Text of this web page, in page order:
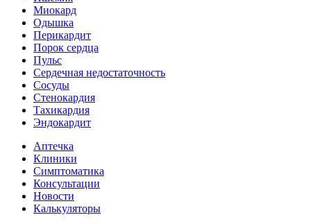
Миокард
Одышка
Перикардит
Порок сердца
Пульс
Сердечная недостаточность
Сосуды
Стенокардия
Тахикардия
Эндокардит
Аптечка
Клиники
Симптоматика
Консультации
Новости
Калькуляторы